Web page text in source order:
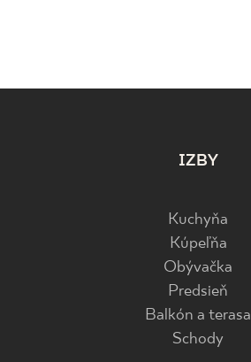
IZBY
Kuchyňa
Kúpeľňa
Obývačka
Predsieň
Balkón a terasa
Schody